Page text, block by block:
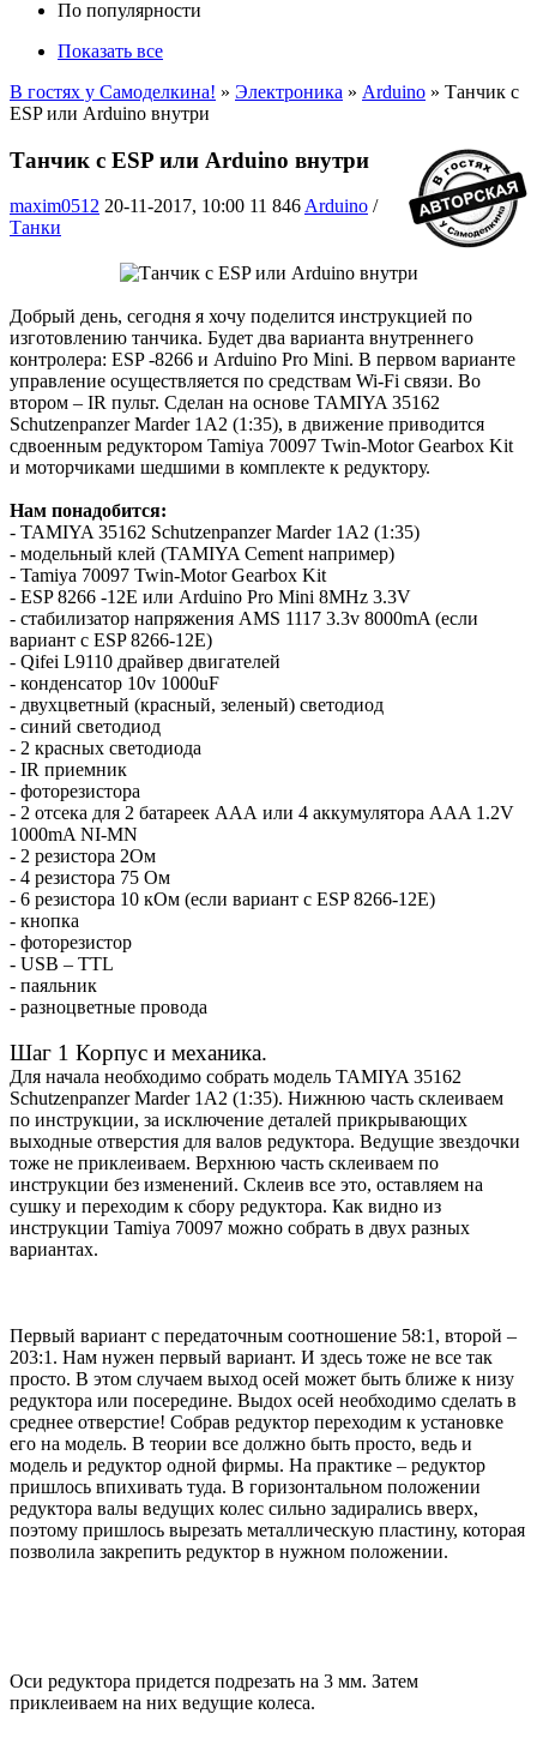
По популярности
Показать все
В гостях у Самоделкина! » Электроника » Arduino » Танчик с
ESP или Arduino внутри
Танчик с ESP или Arduino внутри
maxim0512 20-11-2017, 10:00 11 846Arduino /
Танки
Добрый день, сегодня я хочу поделится инструкцией по
изготовлению танчика. Будет два варианта внутреннего
контролера: ESP -8266 и Arduino Pro Mini. В первом варианте
управление осуществляется по средствам Wi-Fi связи. Во
втором – IR пульт. Сделан на основе TAMIYA 35162
Schutzenpanzer Marder 1A2 (1:35), в движение приводится
сдвоенным редуктором Tamiya 70097 Twin-Motor Gearbox Kit
и моторчиками шедшими в комплекте к редуктору.
Нам понадобится:
- TAMIYA 35162 Schutzenpanzer Marder 1A2 (1:35)
- модельный клей (TAMIYA Cement например)
- Tamiya 70097 Twin-Motor Gearbox Kit
- ESP 8266 -12E или Arduino Pro Mini 8MHz 3.3V
- стабилизатор напряжения AMS 1117 3.3v 8000mA (если
вариант с ESP 8266-12E)
- Qifei L9110 драйвер двигателей
- конденсатор 10v 1000uF
- двухцветный (красный, зеленый) светодиод
- синий светодиод
- 2 красных светодиода
- IR приемник
- фоторезистора
- 2 отсека для 2 батареек ААА или 4 аккумулятора AAA 1.2V
1000mA NI-MN
- 2 резистора 2Ом
- 4 резистора 75 Ом
- 6 резистора 10 кОм (если вариант с ESP 8266-12E)
- кнопка
- фоторезистор
- USB – TTL
- паяльник
- разноцветные провода
Шаг 1 Корпус и механика.
Для начала необходимо собрать модель TAMIYA 35162
Schutzenpanzer Marder 1A2 (1:35). Нижнюю часть склеиваем
по инструкции, за исключение деталей прикрывающих
выходные отверстия для валов редуктора. Ведущие звездочки
тоже не приклеиваем. Верхнюю часть склеиваем по
инструкции без изменений. Склеив все это, оставляем на
сушку и переходим к сбору редуктора. Как видно из
инструкции Tamiya 70097 можно собрать в двух разных
вариантах.
Первый вариант с передаточным соотношение 58:1, второй –
203:1. Нам нужен первый вариант. И здесь тоже не все так
просто. В этом случаем выход осей может быть ближе к низу
редуктора или посередине. Выдох осей необходимо сделать в
среднее отверстие! Собрав редуктор переходим к установке
его на модель. В теории все должно быть просто, ведь и
модель и редуктор одной фирмы. На практике – редуктор
пришлось впихивать туда. В горизонтальном положении
редуктора валы ведущих колес сильно задирались вверх,
поэтому пришлось вырезать металлическую пластину, которая
позволила закрепить редуктор в нужном положении.
Оси редуктора придется подрезать на 3 мм. Затем
приклеиваем на них ведущие колеса.